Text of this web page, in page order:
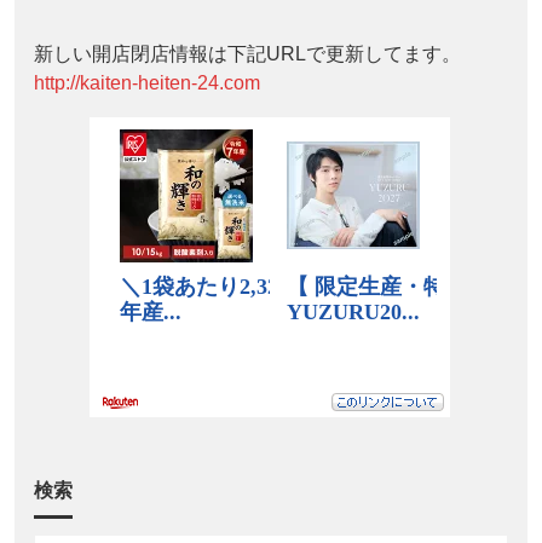
新しい開店閉店情報は下記URLで更新してます。
http://kaiten-heiten-24.com
検索